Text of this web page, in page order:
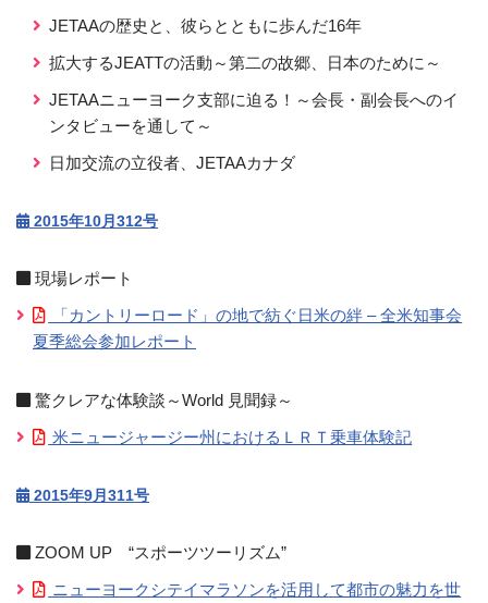
JETAAの歴史と、彼らとともに歩んだ16年
拡大するJEATTの活動～第二の故郷、日本のために～
JETAAニューヨーク支部に迫る！～会長・副会長へのイ
ンタビューを通して～
日加交流の立役者、JETAAカナダ
2015年10月312号
現場レポート
「カントリーロード」の地で紡ぐ日米の絆 – 全米知事会
夏季総会参加レポート
驚クレアな体験談～World 見聞録～
米ニュージャージー州におけるＬＲＴ乗車体験記
2015年9月311号
ZOOM UP “スポーツツーリズム”
ニューヨークシテイマラソンを活用して都市の魅力を世